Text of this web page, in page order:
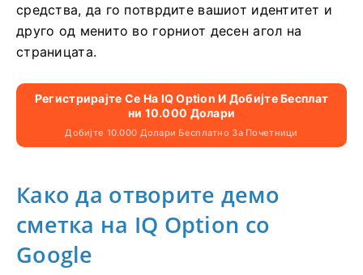
средства, да го потврдите вашиот идентитет и
друго од менито во горниот десен агол на
страницата.
Регистрирајте Се На IQ Option И Добијте Бесплат
Ни 10.000 Долари
Добијте 10.000 Долари Бесплатно За Почетници
Како да отворите демо
сметка на IQ Option со
Google